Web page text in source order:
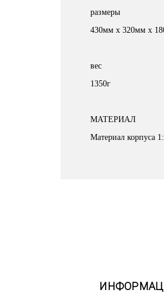
размеры
430мм х 320мм х
вес
1350г
МАТЕРИАЛ
Материал корпуса